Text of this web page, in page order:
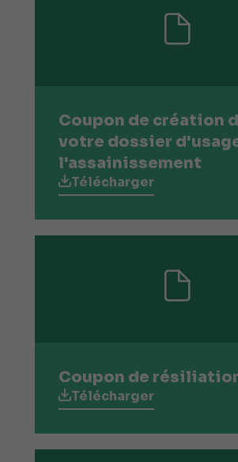
Coupon de création
votre dossier
l'assainissement
Télécharger
Coupon de
Télécharger